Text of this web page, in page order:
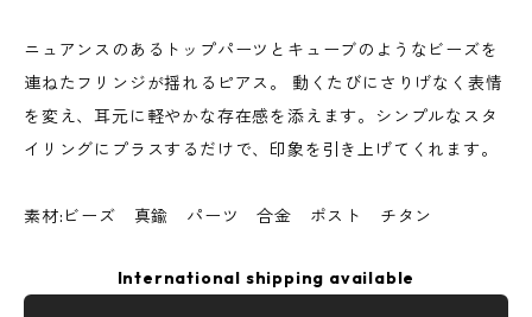
ニュアンスのあるトップパーツとキューブのようなビーズを
連ねたフリンジが揺れるピアス。 動くたびにさりげなく表情
を変え、耳元に軽やかな存在感を添えます。シンプルなスタ
イリングにプラスするだけで、印象を引き上げてくれます。
素材:ビーズ 真鍮 パーツ 合金 ポスト チタン
International shipping available